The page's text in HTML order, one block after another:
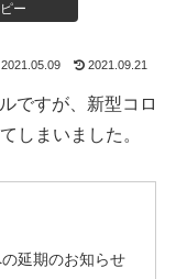
ー
2021.05.09 2021.09.21
ですが、新型コロ
しまいました。
延期のお知らせ